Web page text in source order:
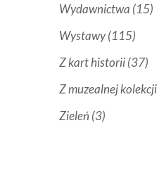
Wydawnictwa (15)
Wystawy(115)
Z kart historii(37)
Z muzealnej kolekcji
Zieleń (3)